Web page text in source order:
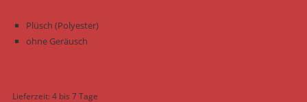
Plüsch (Polyester)
ohne Geräusch
Lieferzeit:4 bis 7 Tage